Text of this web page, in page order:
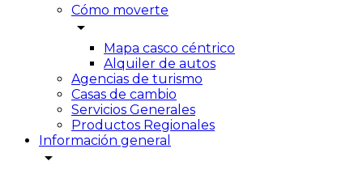
Cómo moverte
arrow_drop_down
Mapa casco céntrico
Alquiler de autos
Agencias de turismo
Casas de cambio
Servicios Generales
Productos Regionales
Información general
arrow_drop_down